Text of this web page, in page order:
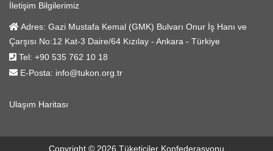
İletişim Bilgilerimiz
Adres: Gazi Mustafa Kemal (GMK) Bulvarı Onur İş Hanı ve
Çarşısı No:12 Kat-3 Daire/64 Kızılay - Ankara - Türkiye
Tel: +90 535 762 10 18
E-Posta: info@tukon.org.tr
Ulaşım Haritası
Copyright © 2026 Tüketiciler Konfederasyonu